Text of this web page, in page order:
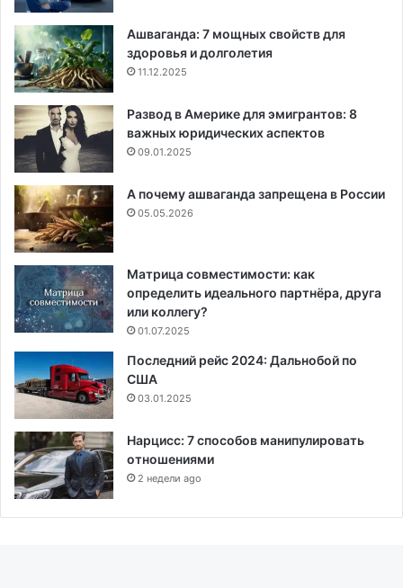
Ашваганда: 7 мощных свойств для
здоровья и долголетия
11.12.2025
Развод в Америке для эмигрантов: 8
важных юридических аспектов
09.01.2025
А почему ашваганда запрещена в России
05.05.2026
Матрица совместимости: как
определить идеального партнёра, друга
или коллегу?
01.07.2025
Последний рейс 2024: Дальнобой по
США
03.01.2025
Нарцисс: 7 способов манипулировать
отношениями
2 недели ago